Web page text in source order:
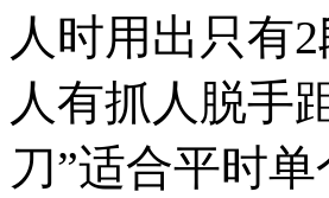
人时用出只有
人有抓人脱手
刀”适合平时